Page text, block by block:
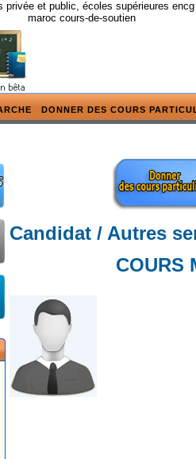
privée et public, écoles supérieures
maroc cours-de-soutien
DONNER DES COURS
Candidat / Autres
COURS